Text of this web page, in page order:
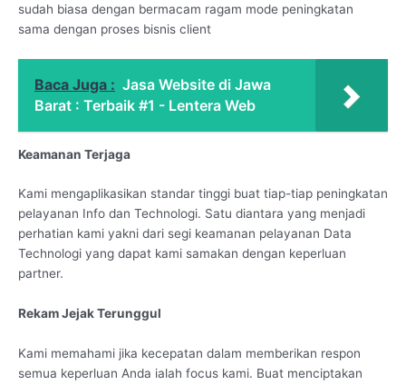
sudah biasa dengan bermacam ragam mode peningkatan
sama dengan proses bisnis client
Baca Juga : Jasa Website di Jawa
Barat : Terbaik #1 - Lentera Web
Keamanan Terjaga
Kami mengaplikasikan standar tinggi buat tiap-tiap peningkatan
pelayanan Info dan Technologi. Satu diantara yang menjadi
perhatian kami yakni dari segi keamanan pelayanan Data
Technologi yang dapat kami samakan dengan keperluan
partner.
Rekam Jejak Terunggul
Kami memahami jika kecepatan dalam memberikan respon
semua keperluan Anda ialah focus kami. Buat menciptakan